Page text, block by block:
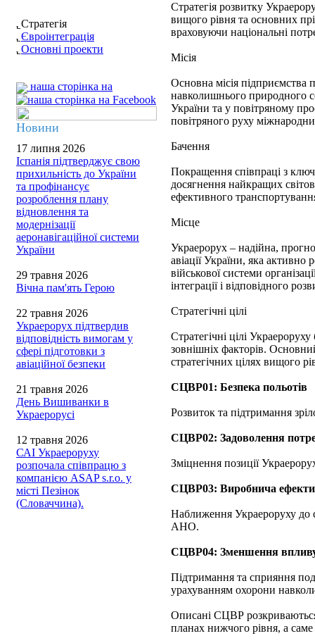
Стратегія
Євроінтеграція
Основні проекти
наша сторінка на
Новини
17 липня 2026
Іспанія підтверджує свою
прихильність до України
та профінансує
розроблення плану
відновлення та
модернізації
аеронавігаційної системи
України
29 травня 2026
Вічна пам'ять Герою
22 травня 2026
Украерорух підтвердив
відповідність вимогам у
сфері підготовки з
авіаційної безпеки
21 травня 2026
День Вишиванки в
Украерорусі
12 травня 2026
САІ Украероруху
розпочала співпрацю з
компанією ASAP s.r.o. у
місті Пезінок
(Словаччина).
Стратегія розвитку
вищого рівня та основних
враховуючи національні
Місія
Основна місія підприємства
навколишнього природного
України та у повітряному
повітряного руху
Бачення
Покращення співпраці з
досягнення найкращих
ефективного
Місце
Украерорух – надійна,
авіації України, яка
військової системи
інтеграції і відповідного
Стратегічні цілі
Стратегічні цілі
зовнішніх факторів.
стратегічних цілях вищого
СЦВР01: Безпека польотів
Розвиток та підтримання
СЦВР02: Задоволення
Зміцнення позиції
СЦВР03: Виробнича
Наближення Украероруху до
АНО.
СЦВР04: Зменшення
Підтримання та сприяння
урахуванням охорони
Описані СЦВР розкриваються
планах нижчого рівня, а саме